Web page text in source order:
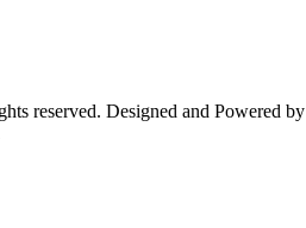
reserved. Designed and Powered by